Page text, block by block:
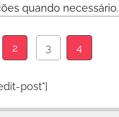
quando necessário.
2 3 4
post"]